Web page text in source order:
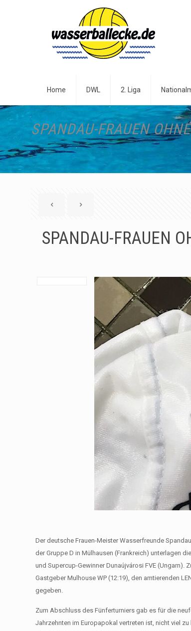
Home DWL 2. Liga
SPANDAU-FRAUEN
SPANDAU-FRAUEN
Der deutsche Frauen-Meister Wasserfreunde
der Gruppe D in Mülhausen (Frankreich) unterlagen
und Supercup-Gewinner Dunaújvárosi FVE (Ungarn).
Gastgeber Mulhouse WP (12:19), den amtierenden
gegeben.
Zum Abschluss des Fünferturniers gab es für die
Jahrzehnten im Europapokal vertreten ist, nicht viel